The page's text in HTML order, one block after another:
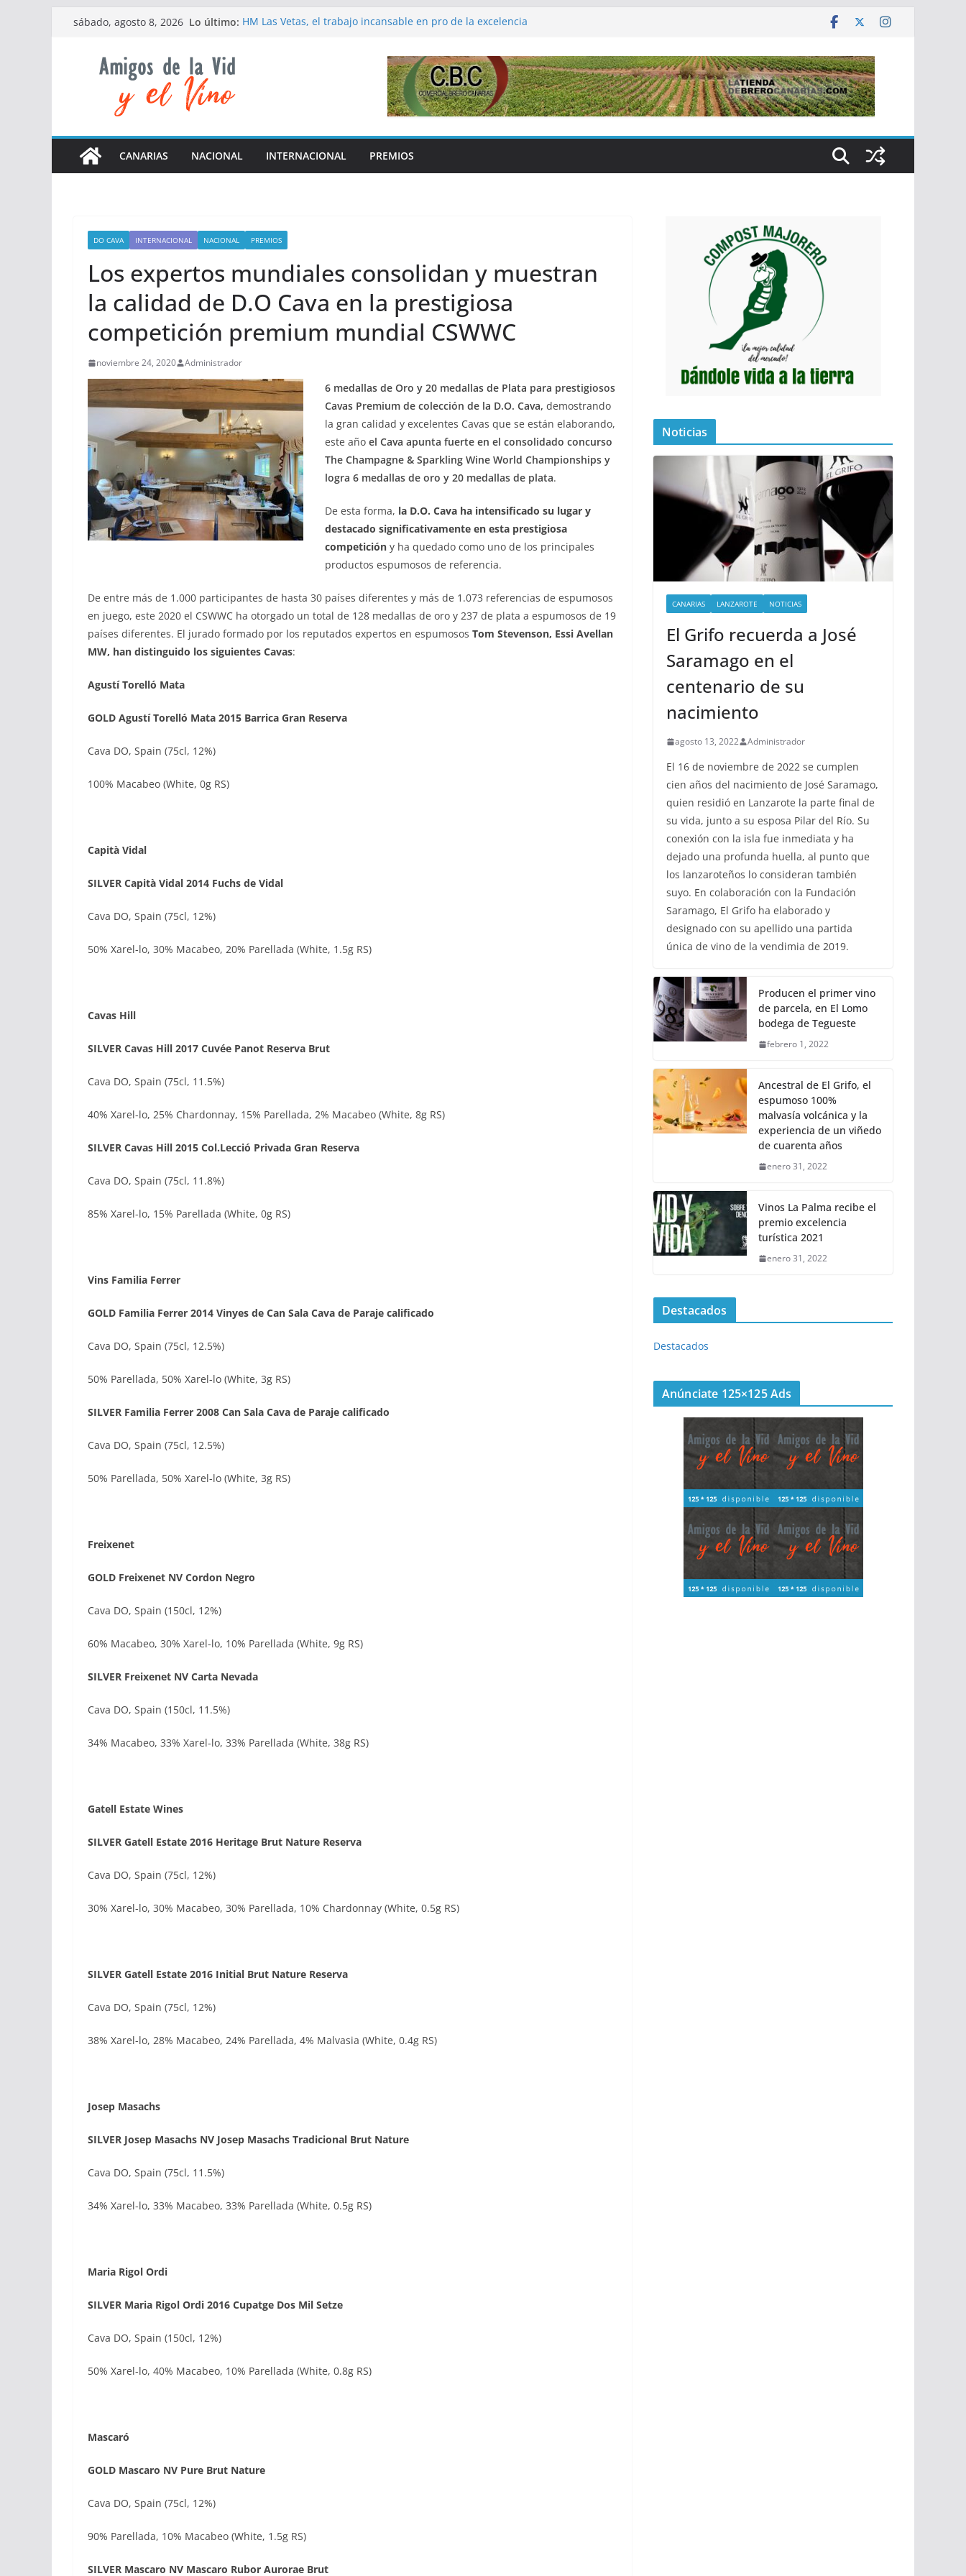
Saltar
contenido
sábado, agosto 8, 2026 Lo último: HM Las Vetas, el trabajo incansable en pro de la excelencia
El Grifo recuerda a José Saramago en el centenario de su
Da inicio la 5ª edición del Campus del Vino de Canarias
La D.O Cava organiza la Cava Academy, un curso de alto
CANARIAS NACIONAL INTERNACIONAL PREMIOS
DO CAVA INTERNACIONAL NACIONAL PREMIOS
Los expertos mundiales consolidan y muestran
la calidad de D.O Cava en la prestigiosa
competición premium mundial CSWWC
noviembre 24, 2020 Administrador
6 medallas de Oro y 20 medallas de Plata para prestigiosos
Cavas Premium de colección de la D.O. Cava, demostrando
la gran calidad y excelentes Cavas que se están elaborando,
este año el Cava apunta fuerte en el consolidado concurso
The Champagne & Sparkling Wine World Championships y
logra 6 medallas de oro y 20 medallas de plata.
De esta forma, la D.O. Cava ha intensificado su lugar y
destacado significativamente en esta prestigiosa
competición y ha quedado como uno de los principales
productos espumosos de referencia.
De entre más de 1.000 participantes de hasta 30 países diferentes y más de 1.073 referencias de espumosos
en juego, este 2020 el CSWWC ha otorgado un total de 128 medallas de oro y 237 de plata a espumosos de 19
países diferentes. El jurado formado por los reputados expertos en espumosos Tom Stevenson, Essi Avellan
MW, han distinguido los siguientes Cavas:
Agustí Torelló Mata
GOLD Agustí Torelló Mata 2015 Barrica Gran Reserva
Cava DO, Spain (75cl, 12%)
100% Macabeo (White, 0g RS)
Capità Vidal
SILVER Capità Vidal 2014 Fuchs de Vidal
Cava DO, Spain (75cl, 12%)
50% Xarel-lo, 30% Macabeo, 20% Parellada (White, 1.5g RS)
Cavas Hill
SILVER Cavas Hill 2017 Cuvée Panot Reserva Brut
Cava DO, Spain (75cl, 11.5%)
40% Xarel-lo, 25% Chardonnay, 15% Parellada, 2% Macabeo (White, 8g RS)
SILVER Cavas Hill 2015 Col.Lecció Privada Gran Reserva
Cava DO, Spain (75cl, 11.8%)
85% Xarel-lo, 15% Parellada (White, 0g RS)
Vins Familia Ferrer
GOLD Familia Ferrer 2014 Vinyes de Can Sala Cava de Paraje calificado
Cava DO, Spain (75cl, 12.5%)
50% Parellada, 50% Xarel-lo (White, 3g RS)
SILVER Familia Ferrer 2008 Can Sala Cava de Paraje calificado
Cava DO, Spain (75cl, 12.5%)
50% Parellada, 50% Xarel-lo (White, 3g RS)
Freixenet
GOLD Freixenet NV Cordon Negro
Cava DO, Spain (150cl, 12%)
60% Macabeo, 30% Xarel-lo, 10% Parellada (White, 9g RS)
SILVER Freixenet NV Carta Nevada
Cava DO, Spain (150cl, 11.5%)
34% Macabeo, 33% Xarel-lo, 33% Parellada (White, 38g RS)
Gatell Estate Wines
SILVER Gatell Estate 2016 Heritage Brut Nature Reserva
Cava DO, Spain (75cl, 12%)
30% Xarel-lo, 30% Macabeo, 30% Parellada, 10% Chardonnay (White, 0.5g RS)
SILVER Gatell Estate 2016 Initial Brut Nature Reserva
Cava DO, Spain (75cl, 12%)
38% Xarel-lo, 28% Macabeo, 24% Parellada, 4% Malvasia (White, 0.4g RS)
Josep Masachs
SILVER Josep Masachs NV Josep Masachs Tradicional Brut Nature
Cava DO, Spain (75cl, 11.5%)
34% Xarel-lo, 33% Macabeo, 33% Parellada (White, 0.5g RS)
Maria Rigol Ordi
SILVER Maria Rigol Ordi 2016 Cupatge Dos Mil Setze
Cava DO, Spain (150cl, 12%)
50% Xarel-lo, 40% Macabeo, 10% Parellada (White, 0.8g RS)
Mascaró
GOLD Mascaro NV Pure Brut Nature
Cava DO, Spain (75cl, 12%)
90% Parellada, 10% Macabeo (White, 1.5g RS)
SILVER Mascaro NV Mascaro Rubor Aurorae Brut
Noticias
CANARIAS LANZAROTE NOTICIAS
El Grifo recuerda a José
Saramago en el
centenario de su
nacimiento
agosto 13, 2022 Administrador
El 16 de noviembre de 2022 se cumplen
cien años del nacimiento de José Saramago,
quien residió en Lanzarote la parte final de
su vida, junto a su esposa Pilar del Río. Su
conexión con la isla fue inmediata y ha
dejado una profunda huella, al punto que
los lanzaroteños lo consideran también
suyo. En colaboración con la Fundación
Saramago, El Grifo ha elaborado y
designado con su apellido una partida
única de vino de la vendimia de 2019.
Producen el primer vino
de parcela, en El Lomo
bodega de Tegueste
febrero 1, 2022
Ancestral de El Grifo, el
espumoso 100%
malvasía volcánica y la
experiencia de un viñedo
de cuarenta años
enero 31, 2022
Vinos La Palma recibe el
premio excelencia
turística 2021
enero 31, 2022
Destacados
Destacados
Anúnciate 125×125 Ads